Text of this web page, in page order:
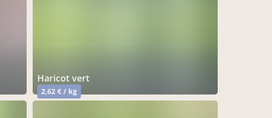
haricot vert
2,62 € / kg